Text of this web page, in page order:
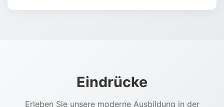
Eindrücke
Erleben Sie unsere moderne Ausbildung in der